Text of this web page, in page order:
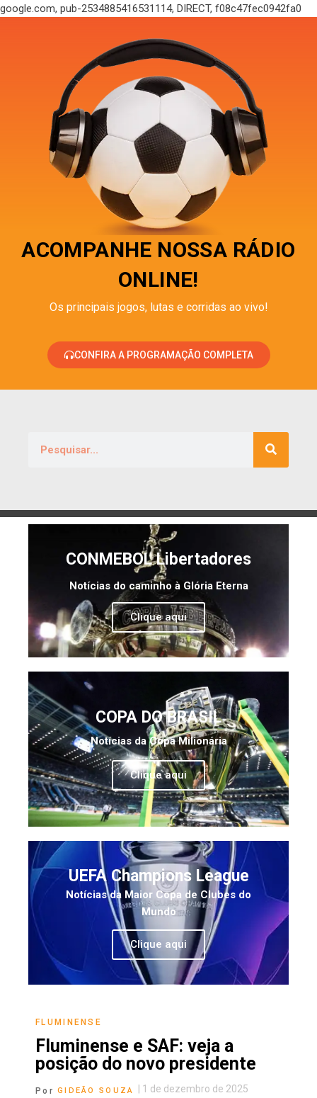
google.com, pub-2534885416531114, DIRECT, f08c47fec0942fa0
ACOMPANHE NOSSA RÁDIO
ONLINE!
Os principais jogos, lutas e corridas ao vivo!
CONFIRA A PROGRAMAÇÃO COMPLETA
CONMEBOL Libertadores
Notícias do caminho à Glória Eterna
Clique aqui
COPA DO BRASIL
Notícias da Copa Milionária
Clique aqui
UEFA Champions League
Notícias da Maior Copa de Clubes do
Mundo
Clique aqui
FLUMINENSE
Fluminense e SAF: veja a
posição do novo presidente
Por GIDEÃO SOUZA 1 de dezembro de 2025